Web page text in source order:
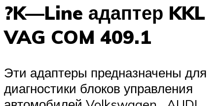
?K—Line адаптер KKL
VAG COM 409.1
Эти адаптеры предназначены для
диагностики блоков управления